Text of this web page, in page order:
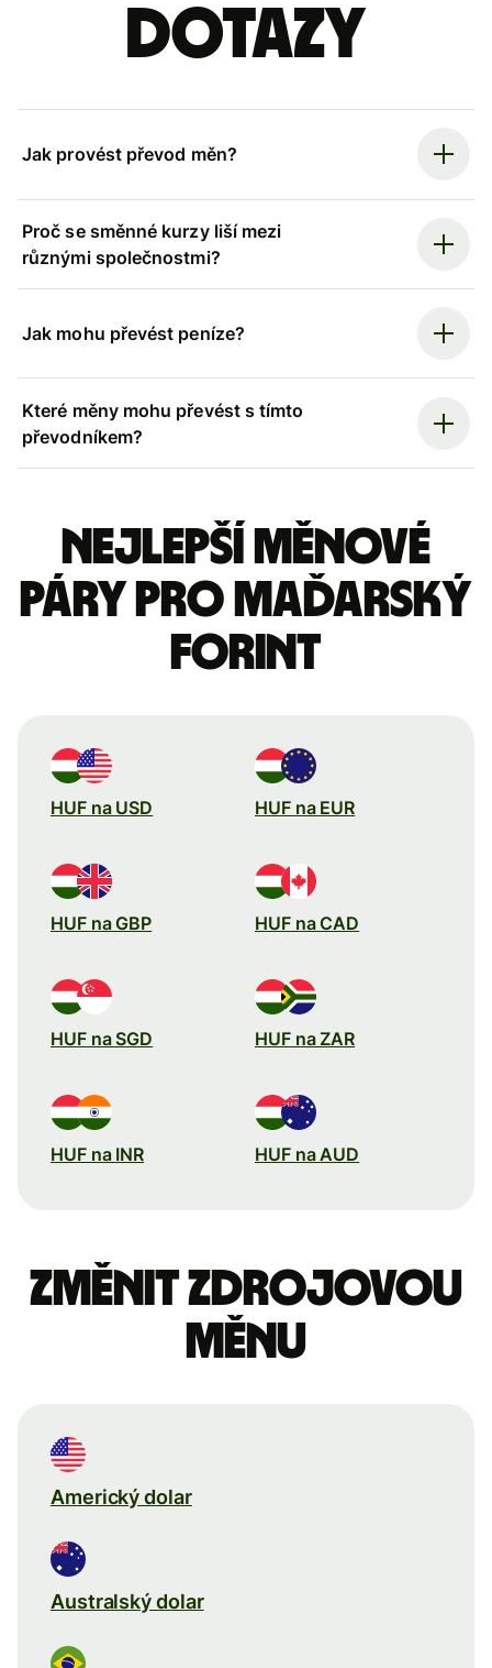
dotazy
Jak provést převod měn?
Proč se směnné kurzy liší mezi
různými společnostmi?
Jak mohu převést peníze?
Které měny mohu převést s tímto
převodníkem?
Nejlepší měnové
páry pro maďarský
forint
HUF na USD HUF na EUR
HUF na GBP HUF na CAD
HUF na SGD HUF na ZAR
HUF na INR HUF na AUD
Změnit zdrojovou
měnu
Americký dolar
Australský dolar